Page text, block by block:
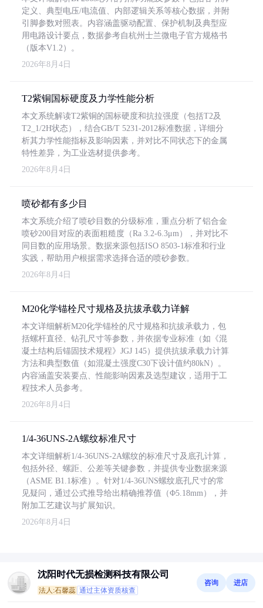
定义、典型电压/电流值、内部逻辑关系等核心数据，并附
引脚参数对照表。内容涵盖驱动配置、保护机制及典型应
用电路设计要点，数据参考自杭州士兰微电子官方规格书
（版本V1.2）。
2026年8月4日
T2紫铜国标硬度及力学性能分析
本文系统解读T2紫铜的国标硬度和抗拉强度（包括T2及
T2_1/2H状态），结合GB/T 5231-2012标准数据，详细分
析其力学性能指标及影响因素，并对比不同状态下的金属
特性差异，为工业选材提供参考。
2026年8月4日
喷砂都有多少目
本文系统介绍了喷砂目数的分级标准，重点分析了铝合金
喷砂200目对应的表面粗糙度（Ra 3.2-6.3μm），并对比不
同目数的应用场景。数据来源包括ISO 8503-1标准和行业
实践，帮助用户根据需求选择合适的喷砂参数。
2026年8月4日
M20化学锚栓尺寸规格及抗拔承载力详解
本文详细解析M20化学锚栓的尺寸规格和抗拔承载力，包
括螺杆直径、钻孔尺寸等参数，并依据专业标准（如《混
凝土结构后锚固技术规程》JGJ 145）提供抗拔承载力计算
方法和典型数值（如混凝土强度C30下设计值约80kN）。
内容涵盖安装要点、性能影响因素及选型建议，适用于工
程技术人员参考。
2026年8月4日
1/4-36UNS-2A螺纹标准尺寸
本文详细解析1/4-36UNS-2A螺纹的标准尺寸及底孔计算，
包括外径、螺距、公差等关键参数，并提供专业数据来源
（ASME B1.1标准）。针对1/4-36UNS螺纹底孔尺寸的常
见疑问，通过公式推导给出精确推荐值（Φ5.18mm），并
附加工艺建议与扩展知识。
2026年8月4日
沈阳时代无损检测科技有限公司
法人:石馨蕊 通过主体资质核查
咨询 进店